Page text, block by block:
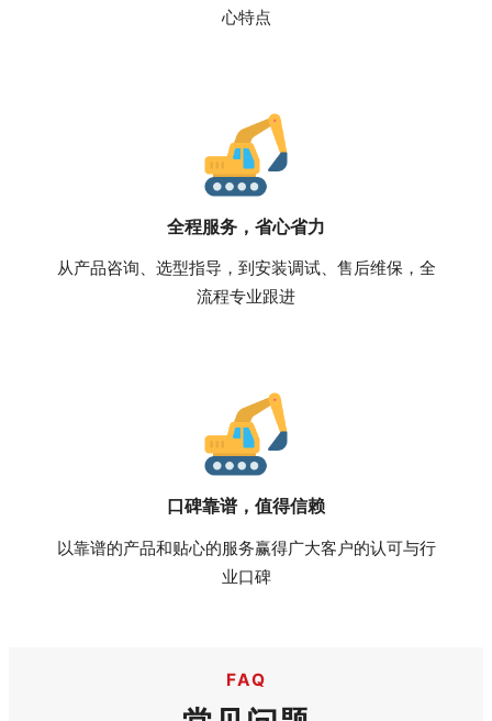
心特点
全程服务，省心省力
从产品咨询、选型指导，到安装调试、售后维保，全
流程专业跟进
口碑靠谱，值得信赖
以靠谱的产品和贴心的服务赢得广大客户的认可与行
业口碑
FAQ